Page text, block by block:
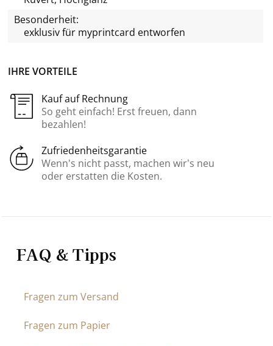
IHRE VORTEILE
Kauf auf Rechnung
So geht einfach! Erst freuen, dann
bezahlen!
Zufriedenheitsgarantie
Wenn’s nicht passt, machen wir’s neu
oder erstatten die Kosten.
Besonderheit:
exklusiv für myprintcard entworfen
FAQ & Tipps
Fragen zum Versand
Fragen zum Papier